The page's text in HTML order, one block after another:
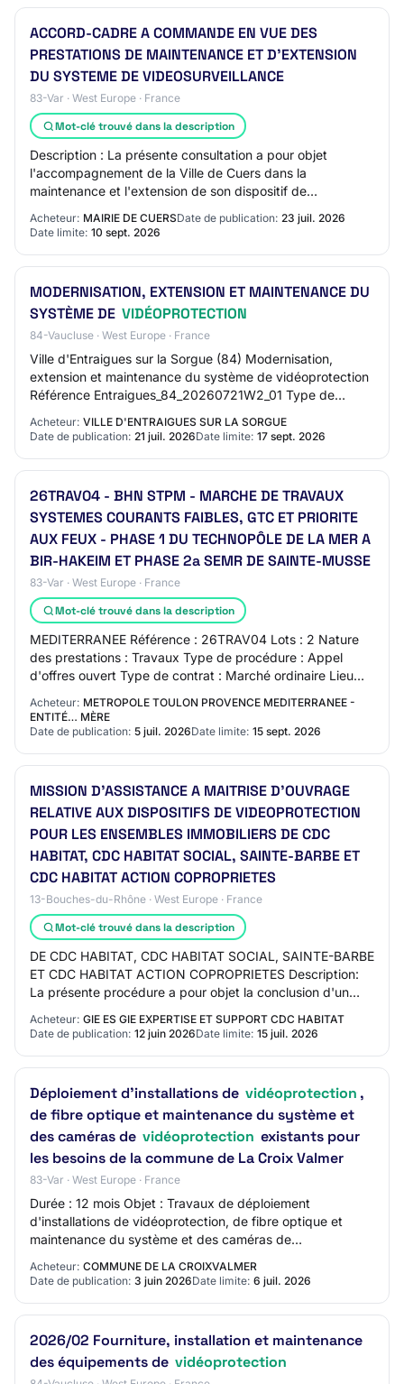
ACCORD-CADRE A COMMANDE EN VUE DES
PRESTATIONS DE MAINTENANCE ET D'EXTENSION
DU SYSTEME DE VIDEOSURVEILLANCE
83-Var · West Europe · France
Mot-clé trouvé dans la description
Description : La présente consultation a pour objet
l'accompagnement de la Ville de Cuers dans la
maintenance et l'extension de son dispositif de
Acheteur: MAIRIE DE CUERSDate de publication: 23 juil. 2026
Date limite: 10 sept. 2026
MODERNISATION, EXTENSION ET MAINTENANCE DU
SYSTÈME DE VIDÉOPROTECTION
84-Vaucluse · West Europe · France
Ville d'Entraigues sur la Sorgue (84) Modernisation,
extension et maintenance du système de vidéoprotection
Référence Entraigues_84_20260721W2_01 Type de
Acheteur: VILLE D'ENTRAIGUES SUR LA SORGUE
Date de publication: 21 juil. 2026Date limite: 17 sept. 2026
26TRAV04 - BHN STPM - MARCHE DE TRAVAUX
SYSTEMES COURANTS FAIBLES, GTC ET PRIORITE
AUX FEUX - PHASE 1 DU TECHNOPÔLE DE LA MER A
BIR-HAKEIM ET PHASE 2a SEMR DE SAINTE-MUSSE
83-Var · West Europe · France
Mot-clé trouvé dans la description
MEDITERRANEE Référence : 26TRAV04 Lots : 2 Nature
des prestations : Travaux Type de procédure : Appel
d'offres ouvert Type de contrat : Marché ordinaire Lieu
Acheteur: METROPOLE TOULON PROVENCE MEDITERRANEE -
ENTITÉ… MÈRE
Date de publication: 5 juil. 2026Date limite: 15 sept. 2026
MISSION D'ASSISTANCE A MAITRISE D'OUVRAGE
RELATIVE AUX DISPOSITIFS DE VIDEOPROTECTION
POUR LES ENSEMBLES IMMOBILIERS DE CDC
HABITAT, CDC HABITAT SOCIAL, SAINTE-BARBE ET
CDC HABITAT ACTION COPROPRIETES
13-Bouches-du-Rhône · West Europe · France
Mot-clé trouvé dans la description
DE CDC HABITAT, CDC HABITAT SOCIAL, SAINTE-BARBE
ET CDC HABITAT ACTION COPROPRIETES Description:
La présente procédure a pour objet la conclusion d'un
Acheteur: GIE ES GIE EXPERTISE ET SUPPORT CDC HABITAT
Date de publication: 12 juin 2026Date limite: 15 juil. 2026
Déploiement d'installations de vidéoprotection ,
de fibre optique et maintenance du système et
des caméras de vidéoprotection existants pour
les besoins de la commune de La Croix Valmer
83-Var · West Europe · France
Durée : 12 mois Objet : Travaux de déploiement
d'installations de vidéoprotection, de fibre optique et
maintenance du système et des caméras de
commun…
Acheteur: COMMUNE DE LA CROIXVALMER
Date de publication: 3 juin 2026Date limite: 6 juil. 2026
2026/02 Fourniture, installation et maintenance
des équipements de vidéoprotection